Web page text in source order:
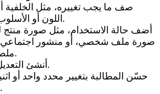
صف ما يجب تغييره، مثل الخلفية
اللون أو الأسلوب أو الفوضى أو الإطار.
أضف حالة الاستخدام، مثل صورة منتج
صورة ملف شخصي، أو منشور
ملصق، أو مسودة إبداعية.
أنشئ التعديل وراجع النتيجة بعناية.
حسّن المطالبة بتغيير محدد واحد أو
كل شيء دفعة واحدة.